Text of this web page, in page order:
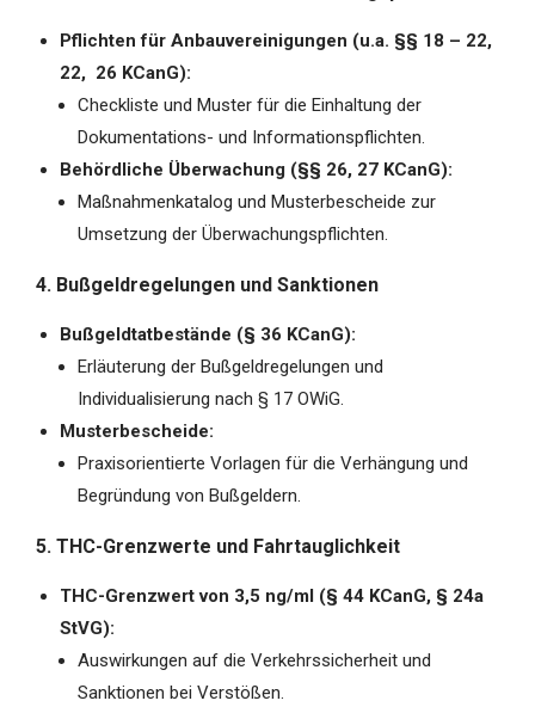
Pflichten für Anbauvereinigungen (u.a. §§ 18 – 22,
22, 26 KCanG):
Checkliste und Muster für die Einhaltung der
Dokumentations- und Informationspflichten.
Behördliche Überwachung (§§ 26, 27 KCanG):
Maßnahmenkatalog und Musterbescheide zur
Umsetzung der Überwachungspflichten.
4. Bußgeldregelungen und Sanktionen
Bußgeldtatbestände (§ 36 KCanG):
Erläuterung der Bußgeldregelungen und
Individualisierung nach § 17 OWiG.
Musterbescheide:
Praxisorientierte Vorlagen für die Verhängung und
Begründung von Bußgeldern.
5. THC-Grenzwerte und Fahrtauglichkeit
THC-Grenzwert von 3,5 ng/ml (§ 44 KCanG, § 24a
StVG):
Auswirkungen auf die Verkehrssicherheit und
Sanktionen bei Verstößen.